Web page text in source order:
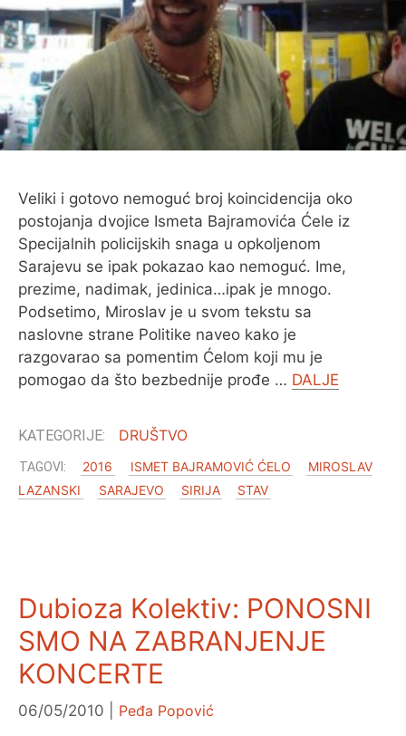
O MENI
Veliki i gotovo nemoguć broj koincidencija oko
postojanja dvojice Ismeta Bajramovića Ćele iz
Specijalnih policijskih snaga u opkoljenom
Sarajevu se ipak pokazao kao nemoguć. Ime,
prezime, nadimak, jedinica…ipak je mnogo.
Podsetimo, Miroslav je u svom tekstu sa
naslovne strane Politike naveo kako je
razgovarao sa pomentim Ćelom koji mu je
pomogao da što bezbednije prođe … DALJE
DRUŠTVO
2016 ISMET BAJRAMOVIĆ ĆELO
MIROSLAV
LAZANSKI
SARAJEVO SIRIJA STAV
Dubioza Kolektiv: PONOSNI
SMO NA ZABRANJENJE
KONCERTE
06/05/2010 Peđa Popović